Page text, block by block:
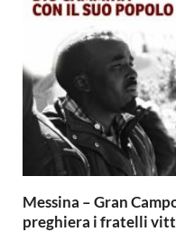
Messina – Gran
preghiera i fratelli